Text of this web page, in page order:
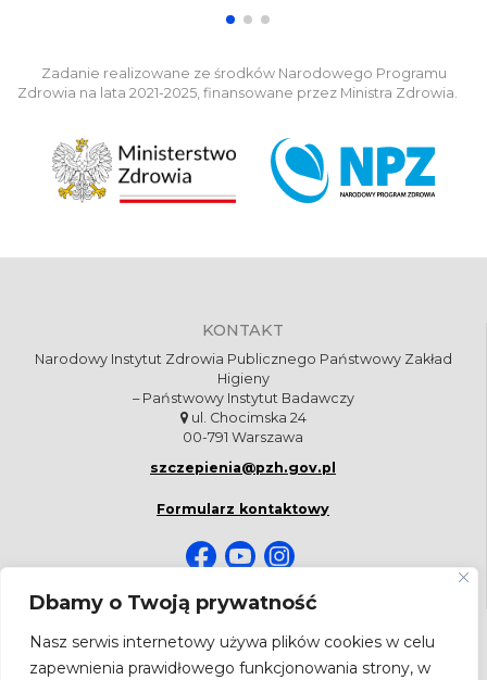
Dbamy o Twoją prywatność
Nasz serwis internetowy używa plików cookies w celu
zapewnienia prawidłowego funkcjonowania strony, w
Zadanie realizowane ze środków Narodowego Programu
Zdrowia na lata 2021-2025, finansowane przez Ministra Zdrowia.
KONTAKT
Narodowy Instytut Zdrowia Publicznego Państwowy Zakład
Higieny
– Państwowy Instytut Badawczy
ul. Chocimska 24
00-791 Warszawa
szczepienia@pzh.gov.pl
Formularz kontaktowy
NEWSLETTER
Bądź na bieżąco! Zapisz się do newslettera.